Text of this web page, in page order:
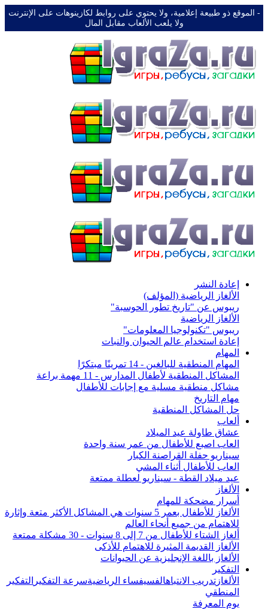
-️ الموقع ذو طبيعة إعلامية، ولا يحتوي على روابط لكازينوهات على الإنترنت
ولا يلعب الألعاب مقابل المال
إعادة النشر
الألغاز الرياضية (المؤلف)
ريبوس عن "تاريخ تطور الحوسبة"
الألغاز الرياضية
ريبوس "تكنولوجيا المعلومات"
إعادة استخدام عالم الحيوان والنبات
المهام
المهام المنطقية للبالغين - 14 تمرينًا مبتكرًا
المشاكل المنطقية لأطفال المدارس - 11 مهمة براعة
مشاكل منطقية مسلية مع إجابات للأطفال
مهام التاريخ
حل المشاكل المنطقية
ألعاب
عشاق طاولة عيد الميلاد
العاب اصبع للأطفال من عمر سنة واحدة
سيناريو حفلة القراصنة الكبار
العاب للأطفال أثناء المشي
عيد ميلاد القطة - سيناريو لعطلة ممتعة
الألغاز
أسرار مضحكة للمهام
الألغاز للأطفال بعمر 5 سنوات هي المشاكل الأكثر متعة وإثارة
للاهتمام من جميع أنحاء العالم
ألغاز الشتاء للأطفال من 7 إلى 8 سنوات - 30 مشكلة ممتعة
الألغاز القديمة المثيرة للاهتمام للأذكى
الألغاز باللغة الإنجليزية عن الحيوانات
التفكير
الألغاز تدريب الانتباهالفسيفساء الرياضيةسرعة التفكير التفكير
المنطقي
يوم المعرفة